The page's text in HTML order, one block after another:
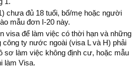
1.
chưa đủ 18 tuổi, bố/mẹ hoặc người
mẫu đơn I-20 này.
visa để làm việc có thời hạn và những
ty nước ngoài (visa L và H) phải
sơ làm việc không định cư, hoặc mẫu
làm Visa.